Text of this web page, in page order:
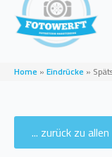
Home » Eindrücke »
... zurück zu